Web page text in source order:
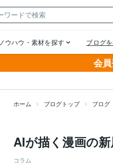
会
ホーム ブログトップ ブログ
AIが描く漫画の
コラム